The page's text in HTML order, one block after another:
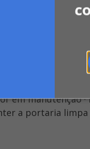
pela queda em
a placa de ...
em manutenção
a portaria limpa